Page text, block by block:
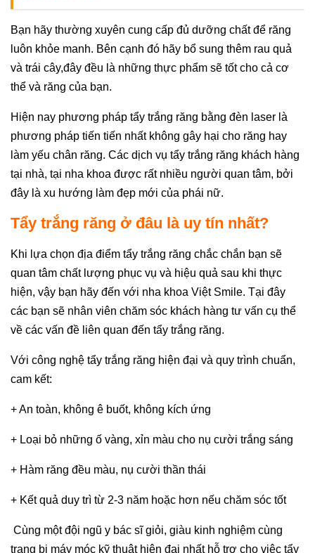
Bạn hãy thường xuyên cung cấp đủ dưỡng chất để răng
luôn khỏe manh. Bên cạnh đó hãy bổ sung thêm rau quả
và trái cây,đây đều là những thực phẩm sẽ tốt cho cả cơ
thể và răng của bạn.
Hiện nay phương pháp tẩy trắng răng bằng đèn laser là
phương pháp tiến tiến nhất không gây hại cho răng hay
làm yếu chân răng. Các dịch vụ tẩy trắng răng khách hàng
tại nhà, tại nha khoa được rất nhiều người quan tâm, bởi
đây là xu hướng làm đẹp mới của phái nữ.
Tẩy trắng răng ở đâu là uy tín nhất?
Khi lựa chọn địa điểm tẩy trắng răng chắc chắn bạn sẽ
quan tâm chất lượng phục vụ và hiệu quả sau khi thực
hiện, vậy bạn hãy đến với nha khoa Việt Smile. Tại đây
các bạn sẽ nhân viên chăm sóc khách hàng tư vấn cụ thể
về các vấn đề liên quan đến tẩy trắng răng.
Với công nghệ tẩy trắng răng hiện đại và quy trình chuẩn,
cam kết:
+ An toàn, không ê buốt, không kích ứng
+ Loại bỏ những ố vàng, xỉn màu cho nụ cười trắng sáng
+ Hàm răng đều màu, nụ cười thần thái
+ Kết quả duy trì từ 2-3 năm hoặc hơn nếu chăm sóc tốt
Cùng một đội ngũ y bác sĩ giỏi, giàu kinh nghiệm cùng
trang bị máy móc kỹ thuật hiện đại nhất hỗ trợ cho việc tẩy